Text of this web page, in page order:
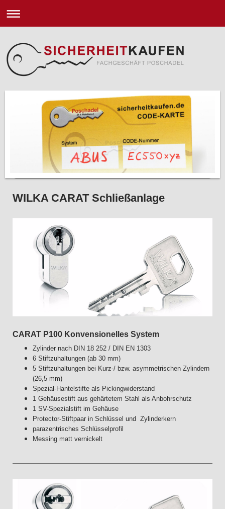
WILKA CARAT Schließanlage
CARAT P100 Konvensionelles System
Zylinder nach DIN 18 252 / DIN EN 1303
6 Stiftzuhaltungen (ab 30 mm)
5 Stiftzuhaltungen bei Kurz-/ bzw. asymmetrischen Zylindern
(26,5 mm)
Spezial-Hantelstifte als Pickingwiderstand
1 Gehäusestift aus gehärtetem Stahl als Anbohrschutz
1 SV-Spezialstift im Gehäuse
Protector-Stiftpaar in Schlüssel und Zylinderkern
parazentrisches Schlüsselprofil
Messing matt vernickelt